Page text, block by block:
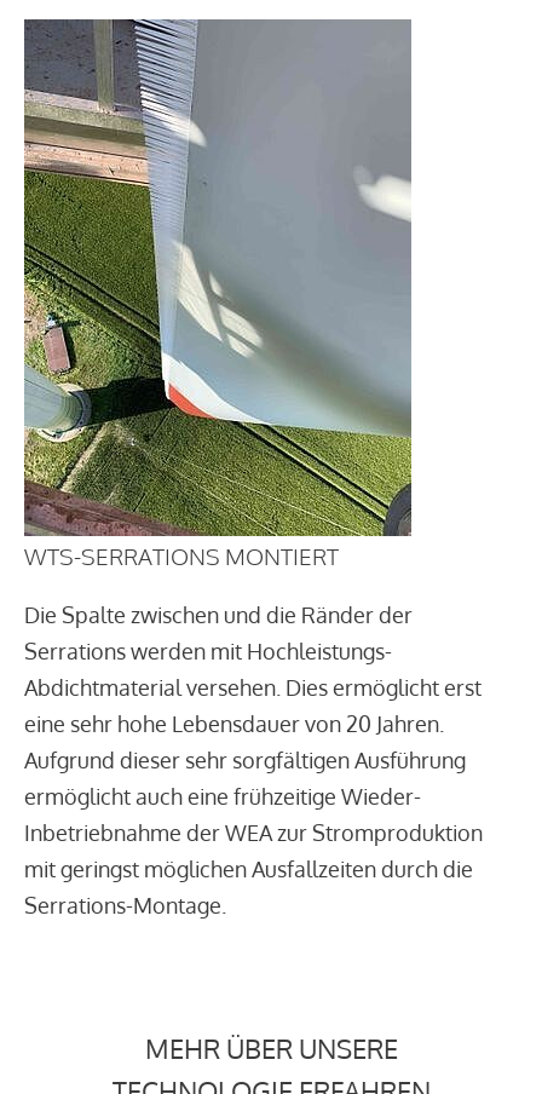
WTS-SERRATIONS MONTIERT
Die Spalte zwischen und die Ränder der
Serrations werden mit Hochleistungs-
Abdichtmaterial versehen. Dies ermöglicht erst
eine sehr hohe Lebensdauer von 20 Jahren.
Aufgrund dieser sehr sorgfältigen Ausführung
ermöglicht auch eine frühzeitige Wieder-
Inbetriebnahme der WEA zur Stromproduktion
mit geringst möglichen Ausfallzeiten durch die
Serrations-Montage.
MEHR ÜBER UNSERE